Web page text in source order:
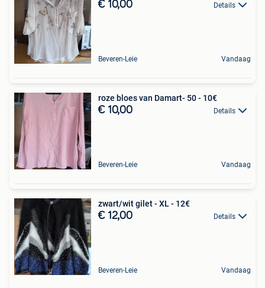
€ 10,00 Details
Beveren-Leie Vandaag
roze bloes van Damart- 50 - 10€
€ 10,00 Details
Beveren-Leie Vandaag
zwart/wit gilet - XL - 12€
€ 12,00 Details
Beveren-Leie Vandaag